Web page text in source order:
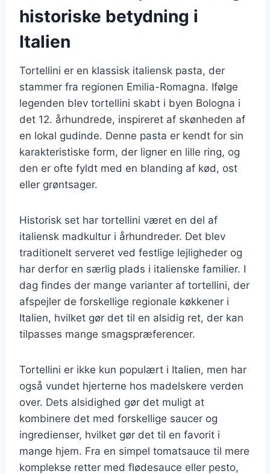
historiske betydning i
Italien
Tortellini er en klassisk italiensk pasta, der
stammer fra regionen Emilia-Romagna. Ifølge
legenden blev tortellini skabt i byen Bologna i
det 12. århundrede, inspireret af skønheden af
en lokal gudinde. Denne pasta er kendt for sin
karakteristiske form, der ligner en lille ring, og
den er ofte fyldt med en blanding af kød, ost
eller grøntsager.
Historisk set har tortellini været en del af
italiensk madkultur i århundreder. Det blev
traditionelt serveret ved festlige lejligheder og
har derfor en særlig plads i italienske familier. I
dag findes der mange varianter af tortellini, der
afspejler de forskellige regionale køkkener i
Italien, hvilket gør det til en alsidig ret, der kan
tilpasses mange smagspræferencer.
Tortellini er ikke kun populært i Italien, men har
også vundet hjerterne hos madelskere verden
over. Dets alsidighed gør det muligt at
kombinere det med forskellige saucer og
ingredienser, hvilket gør det til en favorit i
mange hjem. Fra en simpel tomatsauce til mere
komplekse retter med flødesauce eller pesto,